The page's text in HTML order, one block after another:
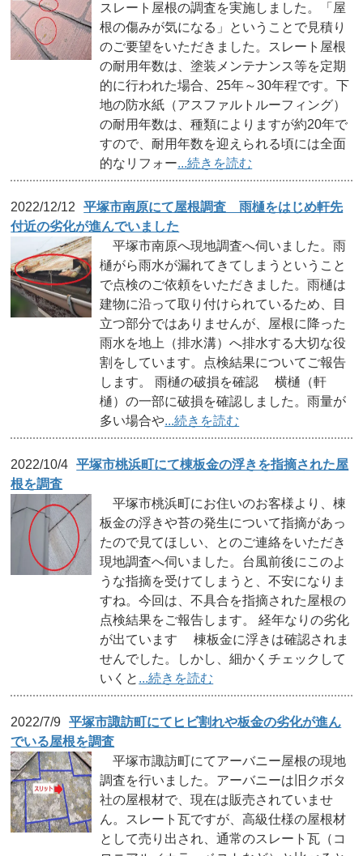
スレート屋根の調査を実施しました。「屋
根の傷みが気になる」ということで見積り
のご要望をいただきました。スレート屋根
の耐用年数は、塗装メンテナンス等を定期
的に行われた場合、25年～30年程です。下
地の防水紙（アスファルトルーフィング）
の耐用年数は、種類によりますが約20年で
すので、耐用年数を迎えられる頃には全面
的なリフォー...続きを読む
2022/12/12
平塚市南原にて屋根調査 雨樋をはじめ軒先
付近の劣化が進んでいました
平塚市南原へ現地調査へ伺いました。雨
樋がら雨水が漏れてきてしまうということ
で点検のご依頼をいただきました。雨樋は
建物に沿って取り付けられているため、目
立つ部分ではありませんが、屋根に降った
雨水を地上（排水溝）へ排水する大切な役
割をしています。点検結果についてご報告
します。 雨樋の破損を確認 横樋（軒
樋）の一部に破損を確認しました。雨量が
多い場合や...続きを読む
2022/10/4
平塚市桃浜町にて棟板金の浮きを指摘された屋
根を調査
平塚市桃浜町にお住いのお客様より、棟
板金の浮きや苔の発生について指摘があっ
たので見てほしい、とのご連絡をいただき
現地調査へ伺いました。台風前後にこのよ
うな指摘を受けてしまうと、不安になりま
すね。今回は、不具合を指摘された屋根の
点検結果をご報告します。 経年なりの劣化
が出ています 棟板金に浮きは確認されま
せんでした。しかし、細かくチェックして
いくと ...続きを読む
2022/7/9
平塚市諏訪町にてヒビ割れや板金の劣化が進ん
でいる屋根を調査
平塚市諏訪町にてアーバニー屋根の現地
調査を行いました。アーバニーは旧クボタ
社の屋根材で、現在は販売されていませ
ん。スレート瓦ですが、高級仕様の屋根材
として売り出され、通常のスレート瓦（コ